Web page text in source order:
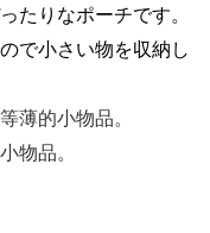
たりなポーチです。
で小さい物を収納 し
薄的小物品。
物品。